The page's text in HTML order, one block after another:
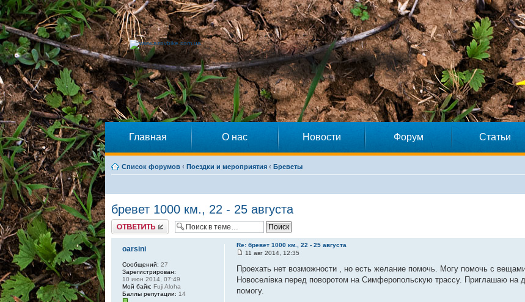
Главная О нас Новости Форум Статьи
Список форумов ‹ Поездки и мероприятия ‹ Бреветы
бревет 1000 км., 22 - 25 августа
Ответить
Re: бревет 1000 км., 22 - 25 августа
11 авг 2014, 12:35
Проехать нет возможности , но есть желание помочь. Могу помочь с
Новоселівка перед поворотом на Симферопольскую трассу. Приглашаю
помогу.
oarsini
Сообщений: 27
Зарегистрирован:
10 июн 2014, 07:49
Мой байк: Fuji Aloha
Баллы репутации: 14